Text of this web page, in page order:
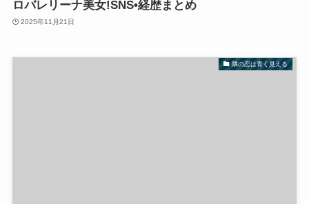
ロバレリーナ美女!SNS•経歴まとめ
2025年11月21日
隣の恋は青く見える